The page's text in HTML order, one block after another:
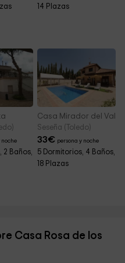
14 Plazas
noche
2 Baños,
Casa Mirador del Valle
Seseña (Toledo)
33€ persona y noche
5 Dormitorios, 4 Baños,
18 Plazas
Casa Rosa de los